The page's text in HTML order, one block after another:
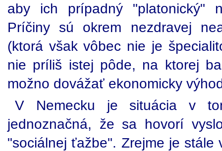
aby ich prípadný "platonický"
Príčiny sú okrem nezdravej
(ktorá však vôbec nie je
nie príliš istej pôde, na ktorej
možno dovážať ekonomicky
V Nemecku je situácia v
jednoznačná, že sa hovorí
"sociálnej ťažbe". Zrejme je